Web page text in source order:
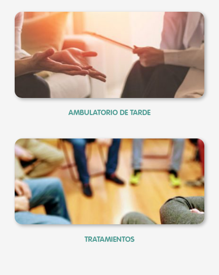
AMBULATORIO DE TARDE
TRATAMIENTOS